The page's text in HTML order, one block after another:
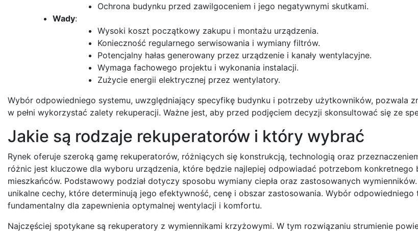
Ochrona budynku przed zawilgoceniem i jego negatywnymi skutkami.
Wady:
Wysoki koszt początkowy zakupu i montażu urządzenia.
Konieczność regularnego serwisowania i wymiany filtrów.
Potencjalny hałas generowany przez urządzenie i kanały wentylacyjne.
Wymaga fachowego projektu i wykonania instalacji.
Zużycie energii elektrycznej przez wentylatory.
Wybór odpowiedniego systemu, uwzględniający specyfikę budynku i potrzeby użytkowników, pozwala
w pełni wykorzystać zalety rekuperacji. Ważne jest, aby przed podjęciem decyzji skonsultować się ze
Jakie są rodzaje rekuperatorów i który wybrać
Rynek oferuje szeroką gamę rekuperatorów, różniących się konstrukcją, technologią oraz
różnic jest kluczowe dla wyboru urządzenia, które będzie najlepiej odpowiadać potrzebom konkretnego
mieszkańców. Podstawowy podział dotyczy sposobu wymiany ciepła oraz zastosowanych
unikalne cechy, które determinują jego efektywność, cenę i obszar zastosowania. Wybór
fundamentalny dla zapewnienia optymalnej wentylacji i komfortu.
Najczęściej spotykane są rekuperatory z wymiennikami krzyżowymi. W tym rozwiązaniu strumienie